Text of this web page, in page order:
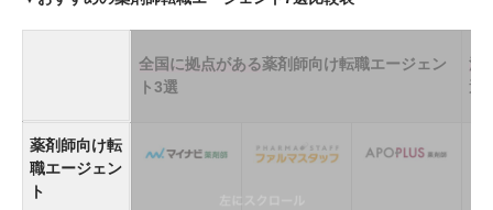
全国に拠点がある薬剤師向け転職エージェン
ト3選
派
選
薬剤師向け転
職エージェン
ト